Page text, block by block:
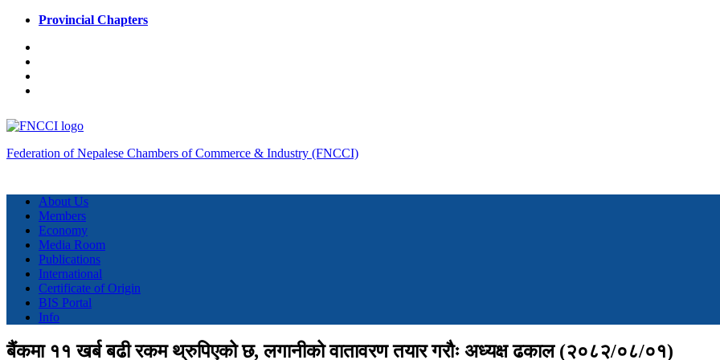
Provincial Chapters
Federation of Nepalese Chambers of Commerce & Industry (FNCCI)
About Us
Members
Economy
Media Room
Publications
International
Certificate of Origin
BIS Portal
Info
बैंकमा ११ खर्ब बढी रकम थ्रुपिएको छ, लगानीको वातावरण तयार गरौः अध्यक्ष ढकाल (२०८२/०८/०१)